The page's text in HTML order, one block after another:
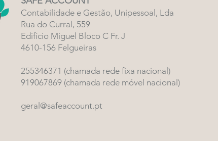
Contabilidade e Gestão, Unipessoal, Lda
Rua do Curral, 559
Edifício Miguel Bloco C Fr. J
4610-156 Felgueiras
255346371 (chamada rede fixa nacional)
919067869 (chamada rede móvel naciona l)
geral@safeaccount.pt